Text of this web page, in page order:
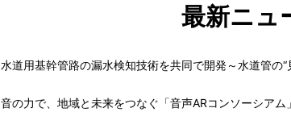
最新ニュ
水道用基幹管路の漏水検知技術を共同で開発～水道管の
音の力で、地域と未来をつなぐ「音声ARコンソーシアム